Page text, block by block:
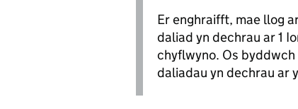
Er enghraifft, mae llog
daliad yn dechrau ar 1
chyflwyno. Os byddwch
daliadau yn dechrau ar